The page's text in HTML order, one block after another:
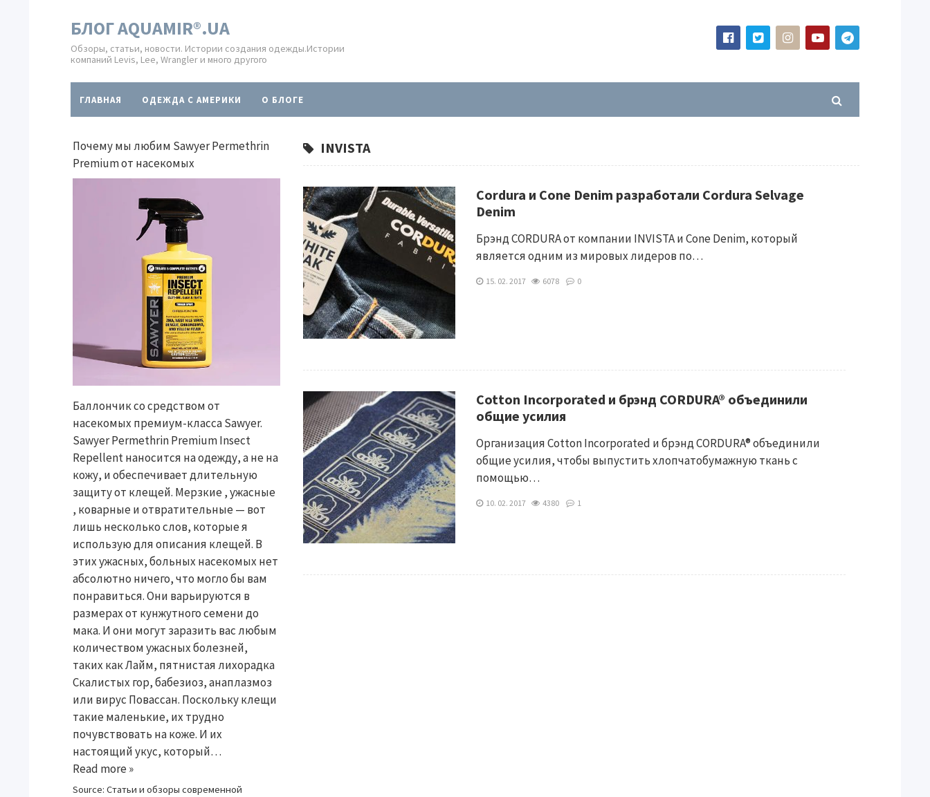
БЛОГ AQUAMIR®.UA
Обзоры, статьи, новости. Истории создания одежды.Истории
компаний Levis, Lee, Wrangler и много другого
ГЛАВНАЯ ОДЕЖДА С АМЕРИКИ O БЛОГЕ
INVISTA
Cordura и Cone Denim разработали Cordura Selvage
Denim
Брэнд CORDURA от компании INVISTA и Cone Denim, который
является одним из мировых лидеров по…
15. 02. 2017 6078 0
Cotton Incorporated и брэнд CORDURA® объединили
общие усилия
Организация Cotton Incorporated и брэнд CORDURA® объединили
общие усилия, чтобы выпустить хлопчатобумажную ткань с
помощью…
10. 02. 2017 4380 1
Почему мы любим Sawyer Permethrin
Premium от насекомых
Баллончик со средством от
насекомых премиум-класса Sawyer.
Sawyer Permethrin Premium Insect
Repellent наносится на одежду, а не на
кожу, и обеспечивает длительную
защиту от клещей. Мерзкие , ужасные
, коварные и отвратительные — вот
лишь несколько слов, которые я
использую для описания клещей. В
этих ужасных, больных насекомых нет
абсолютно ничего, что могло бы вам
понравиться. Они варьируются в
размерах от кунжутного семени до
мака. И они могут заразить вас любым
количеством ужасных болезней,
таких как Лайм, пятнистая лихорадка
Скалистых гор, бабезиоз, анаплазмоз
или вирус Повассан. Поскольку клещи
такие маленькие, их трудно
почувствовать на коже. И их
настоящий укус, который…
Read more »
Source: Статьи и обзоры современной